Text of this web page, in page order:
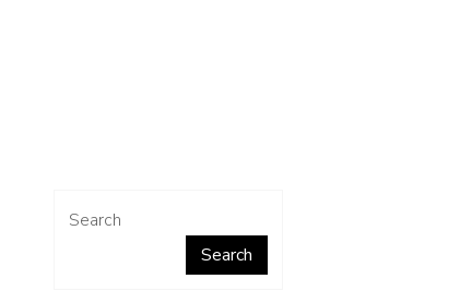
Search
Search